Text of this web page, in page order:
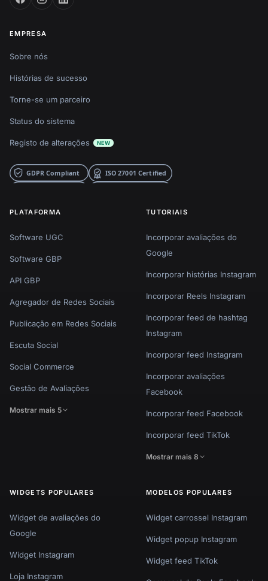
EMPRESA
Sobre nós
Histórias de sucesso
Torne-se um parceiro
Status do sistema
Registo de alterações NEW
PLATAFORMA
Software UGC
Software GBP
API GBP
Agregador de Redes Sociais
Publicação em Redes Sociais
Escuta Social
Social Commerce
Gestão de Avaliações
Mostrar mais 5
TUTORIAIS
Incorporar avaliações do
Google
Incorporar histórias Instagram
Incorporar Reels Instagram
Incorporar feed de hashtag
Instagram
Incorporar feed Instagram
Incorporar avaliações
Facebook
Incorporar feed Facebook
Incorporar feed TikTok
Mostrar mais 8
WIDGETS POPULARES
Widget de avaliações do
Google
Widget Instagram
Loja Instagram
MODELOS POPULARES
Widget carrossel Instagram
Widget popup Instagram
Widget feed TikTok